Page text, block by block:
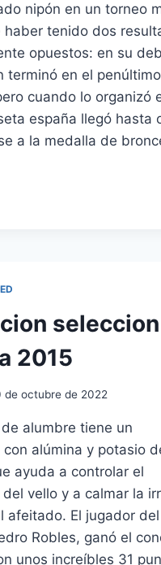
nipón en un torneo
haber tenido dos
opuestos: en su
terminó en el
cuando lo organizó
españa llegó hasta
a la medalla de
seleccion
2015
de octubre de 2022
alumbre tiene un
alúmina y potasio
ayuda a controlar el
vello y a calmar la
afeitado. El jugador
Robles, ganó el
unos increíbles 31